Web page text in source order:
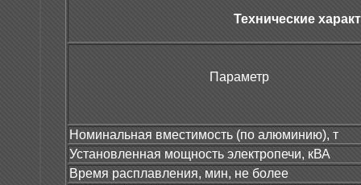
Технические
Параметр
Номинальная вместимость (по алюминию), т
Установленная мощность электропечи, кВА
Время расплавления, мин, не более